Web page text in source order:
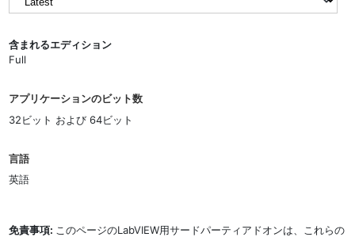
含まれるエディション
Full
アプリケーションのビット数
32ビット および 64ビット
言語
英語
免責事項: このページのLabVIEW用サードパーティアドオンは、これらの